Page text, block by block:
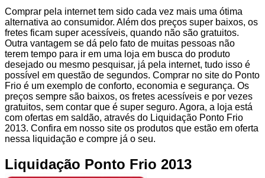
Comprar pela internet tem sido cada vez mais uma ótima
alternativa ao consumidor. Além dos preços super baixos, os
fretes ficam super acessíveis, quando não são gratuitos.
Outra vantagem se dá pelo fato de muitas pessoas não
terem tempo para ir em uma loja em busca do produto
desejado ou mesmo pesquisar, já pela internet, tudo isso é
possível em questão de segundos. Comprar no site do Ponto
Frio é um exemplo de conforto, economia e segurança. Os
preços sempre são baixos, os fretes acessíveis e por vezes
gratuitos, sem contar que é super seguro. Agora, a loja está
com ofertas em saldão, através do Liquidação Ponto Frio
2013. Confira em nosso site os produtos que estão em oferta
nessa liquidação e compre já o seu.
Liquidação Ponto Frio 2013